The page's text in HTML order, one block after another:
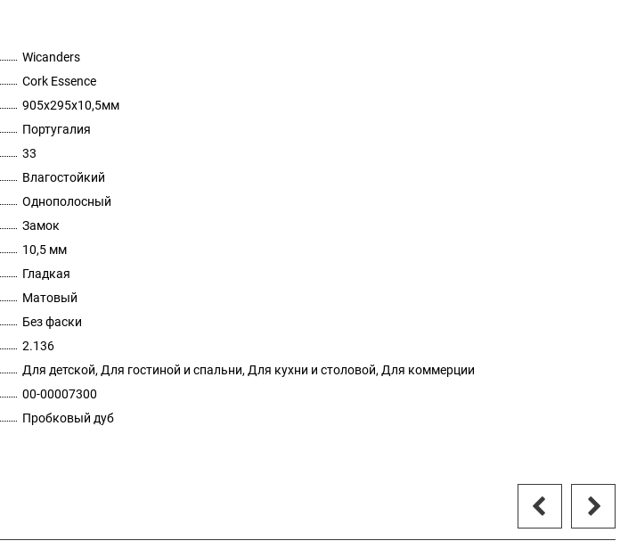
Wicanders
Cork Essence
905х295х10,5мм
Португалия
33
Влагостойкий
Однополосный
Замок
10,5 мм
Гладкая
Матовый
Без фаски
2.136
Для детской, Для гостиной и спальни, Для кухни и столовой, Для коммерции
00-00007300
Пробковый дуб